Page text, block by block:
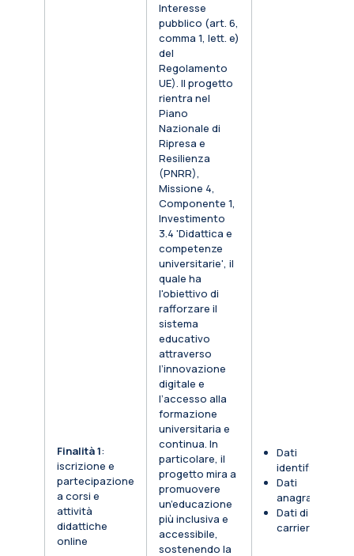
Finalità 1:
iscrizione e
partecipazione
a corsi e
attività
didattiche
online
Interesse
pubblico (art. 6,
comma 1, lett. e)
del
Regolamento
UE). Il progetto
rientra nel
Piano
Nazionale di
Ripresa e
Resilienza
(PNRR),
Missione 4,
Componente 1,
Investimento
3.4 'Didattica e
competenze
universitarie', il
quale ha
l'obiettivo di
rafforzare il
sistema
educativo
attraverso
l’innovazione
digitale e
l’accesso alla
formazione
universitaria e
continua. In
particolare, il
progetto mira a
promuovere
un’educazione
più inclusiva e
accessibile,
sostenendo la
Dati
identificativi
Dati
anagrafici
Dati di
carriera